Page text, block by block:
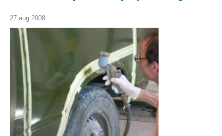
27 aug 2008